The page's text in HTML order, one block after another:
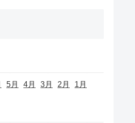
5月 4月 3月 2月 1月